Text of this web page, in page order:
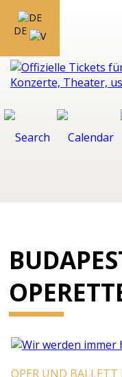
DE
OPER UND BALLETT